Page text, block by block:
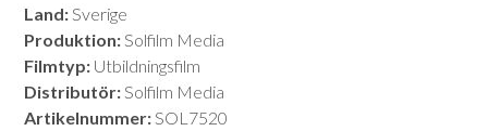
Land:Sverige
Produktion:Solfilm Media
Filmtyp: Utbildningsfilm
Distributör:Solfilm Media
Artikelnummer:SOL7520